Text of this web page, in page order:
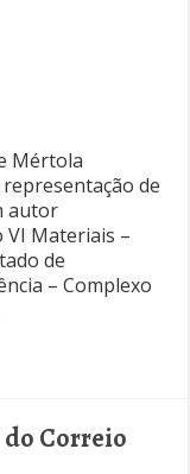
Mértola
de
autor
VI Materiais –
de
– Complexo
Correio